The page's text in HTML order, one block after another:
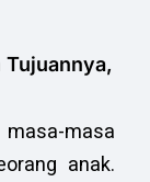
Tujuannya,
masa
anak.